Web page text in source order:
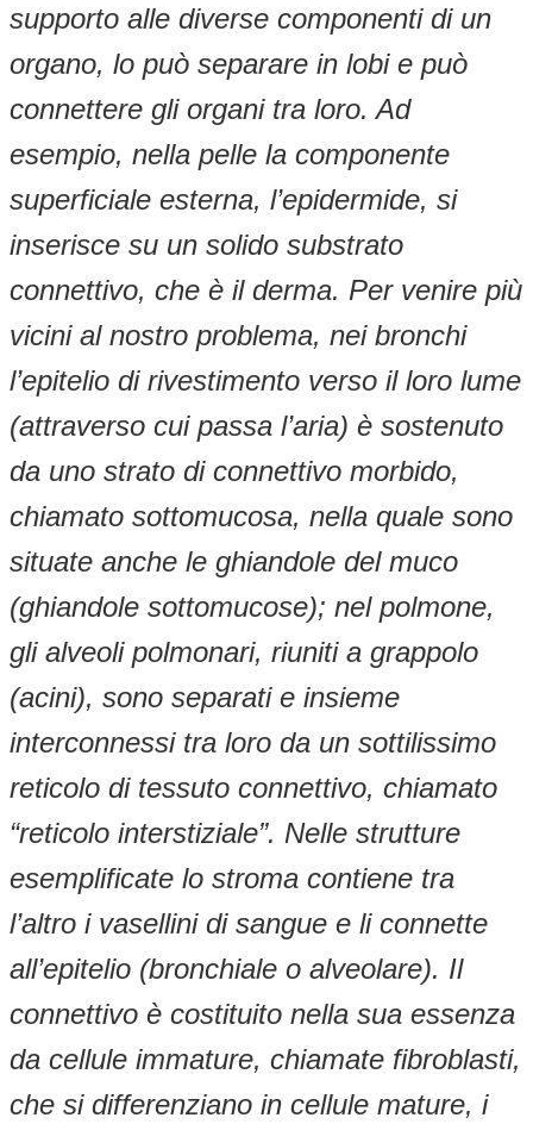
supporto alle diverse componenti di un
organo, lo può separare in lobi e può
connettere gli organi tra loro. Ad
esempio, nella pelle la componente
superficiale esterna, l’epidermide, si
inserisce su un solido substrato
connettivo, che è il derma. Per venire più
vicini al nostro problema, nei bronchi
l’epitelio di rivestimento verso il loro lume
(attraverso cui passa l’aria) è sostenuto
da uno strato di connettivo morbido,
chiamato sottomucosa, nella quale sono
situate anche le ghiandole del muco
(ghiandole sottomucose); nel polmone,
gli alveoli polmonari, riuniti a grappolo
(acini), sono separati e insieme
interconnessi tra loro da un sottilissimo
reticolo di tessuto connettivo, chiamato
“reticolo interstiziale”. Nelle strutture
esemplificate lo stroma contiene tra
l’altro i vasellini di sangue e li connette
all’epitelio (bronchiale o alveolare). Il
connettivo è costituito nella sua essenza
da cellule immature, chiamate fibroblasti,
che si differenziano in cellule mature, i